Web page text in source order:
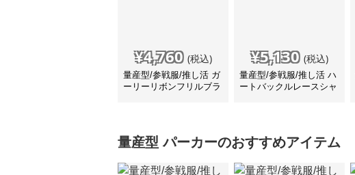
¥4,760 (税込)
量産型/参戦服/推し活 ガ
ーリーリボンフリルブラ
¥5,130 (税込)
量産型/参戦服/推し活 ハ
ートバックルレースシャ
量産型 パーカーのおすすめアイテム